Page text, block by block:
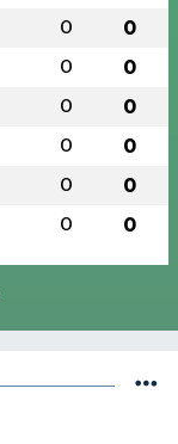
0 0
0 0
0 0
0 0
0 0
0 0